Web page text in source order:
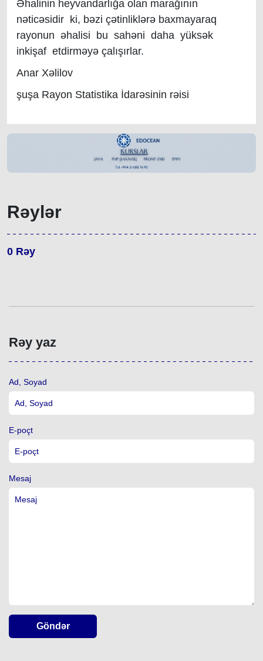
Əhalinin heyvandarlığa olan marağının
nəticəsidir ki, bəzi çətinliklərə baxmayaraq
rayonun əhalisi bu sahəni daha yüksək
inkişaf etdirməyə çalışırlar.
Anar Xəlilov
şuşa Rayon Statistika İdarəsinin rəisi
Rəylər
0 Rəy
Rəy yaz
Ad, Soyad
E-poçt
Mesaj
Göndər